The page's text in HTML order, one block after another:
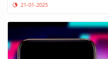
21-01-2025